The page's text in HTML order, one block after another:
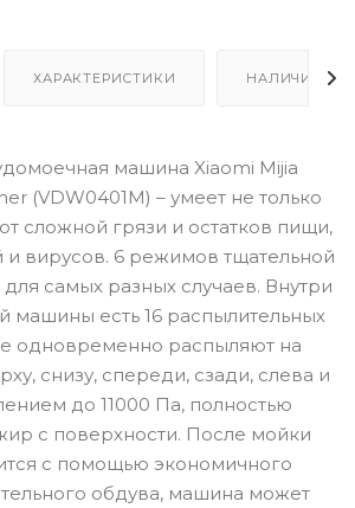
ХАРАКТЕРИСТИКИ НАЛИЧИЕ
машина Xiaomi Mijia
(VDW0401M) – умеет не только
сложной грязи и остатков пищи,
и вирусов. 6 режимов тщательной
самых разных случаев. Внутри
машины есть 16 распылительных
одновременно распыляют на
снизу, спереди, сзади, слева и
до 11000 Па, полностью
с поверхности. После мойки
с помощью экономичного
обдува, машина может